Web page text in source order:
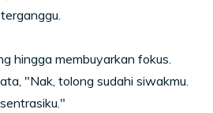
hingga membuyarkan fokus.
"Nak, tolong sudahi siwakmu.